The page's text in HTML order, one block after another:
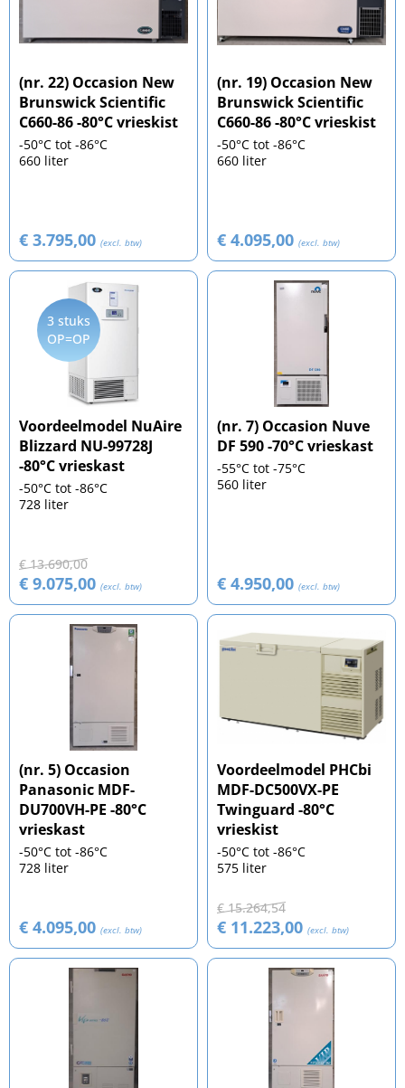
(nr. 22) Occasion New
Brunswick Scientific
C660-86 -80°C vrieskist
-50°C tot -86°C
660 liter
€ 3.795,00 (excl. btw)
(nr. 19) Occasion New
Brunswick Scientific
C660-86 -80°C vrieskist
-50°C tot -86°C
660 liter
€ 4.095,00 (excl. btw)
3 stuks
OP=OP
Voordeelmodel NuAire
Blizzard NU-99728J
-80°C vrieskast
-50°C tot -86°C
728 liter
€ 13.690,00
€ 9.075,00 (excl. btw)
(nr. 7) Occasion Nuve
DF 590 -70°C vrieskast
-55°C tot -75°C
560 liter
€ 4.950,00 (excl. btw)
(nr. 5) Occasion
Panasonic MDF-
DU700VH-PE -80°C
vrieskast
-50°C tot -86°C
728 liter
€ 4.095,00 (excl. btw)
Voordeelmodel PHCbi
MDF-DC500VX-PE
Twinguard -80°C
vrieskist
-50°C tot -86°C
575 liter
€ 15.264,54
€ 11.223,00 (excl. btw)